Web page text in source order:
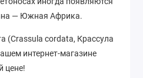
— Южная Африка.
(Crassula cordata, Крассула
интернет-магазине
цене!